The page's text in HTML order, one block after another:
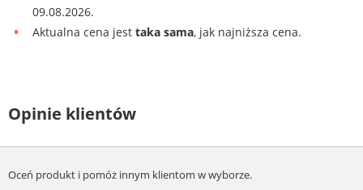
09.08.2026.
Aktualna cena jest taka sama, jak najniższa cena.
Opinie klientów
Oceń produkt i pomóż innym klientom w wyborze.